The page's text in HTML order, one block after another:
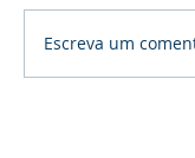
Escreva um